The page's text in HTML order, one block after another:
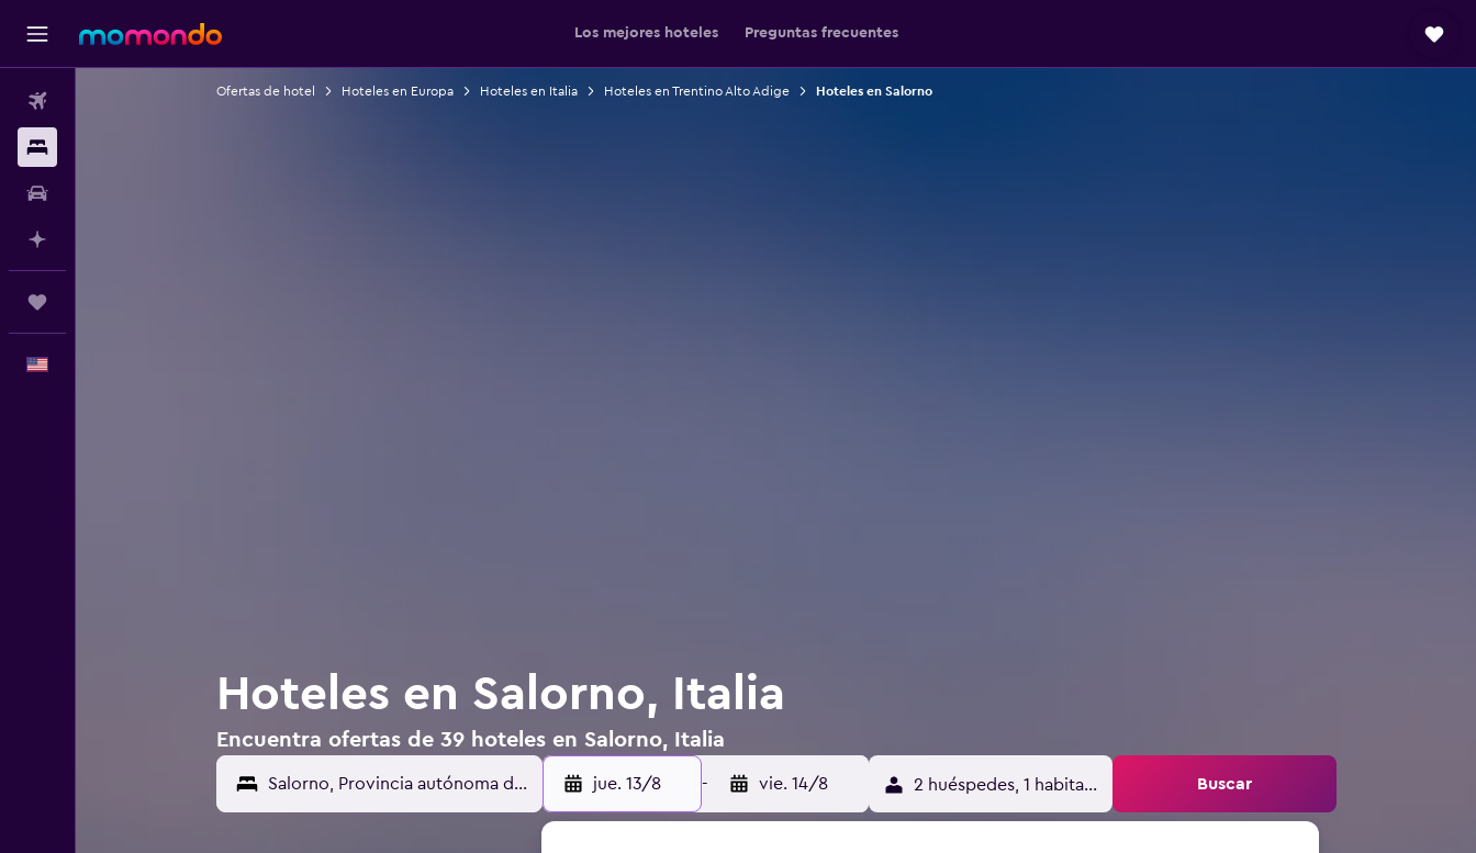
Los mejores hoteles Preguntas frecuentes
Ofertas de hotel Hoteles en Europa Hoteles en Italia Hoteles en Trentino Alto Adige Hoteles en Salorno
Hoteles en Salorno, Italia
Encuentra ofertas de 39 hoteles en Salorno, Italia
jue. 13/8 - vie. 14/8 2 huéspedes, 1 habitación Buscar